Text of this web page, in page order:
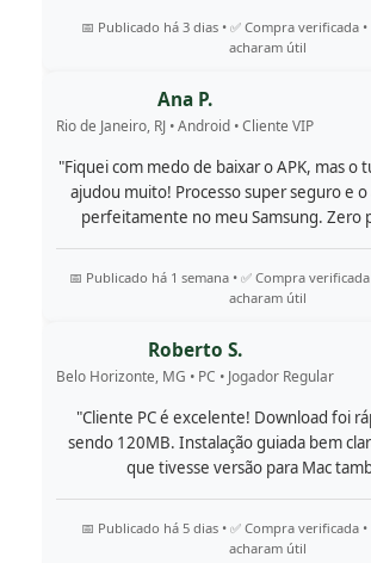
📅 Publicado há 3 dias • ✅ Compra verificada •
acharam útil
Ana P.
Rio de Janeiro, RJ • Android • Cliente VIP
"Fiquei com medo de baixar o APK, mas o
ajudou muito! Processo super seguro e
perfeitamente no meu Samsung. Zero
📅 Publicado há 1 semana • ✅ Compra verificada
acharam útil
Roberto S.
Belo Horizonte, MG • PC • Jogador Regular
"Cliente PC é excelente! Download foi
sendo 120MB. Instalação guiada bem
que tivesse versão para Mac
📅 Publicado há 5 dias • ✅ Compra verificada •
acharam útil